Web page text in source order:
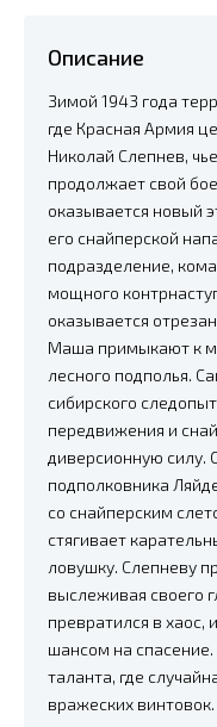
Описание
Зимой 1943 года
где Красная Армия
Николай Слепнев,
продолжает свой
оказывается новый
его снайперской
подразделение,
мощного
оказывается
Маша примыкают к
лесного подполья.
сибирского
передвижения и
диверсионную силу.
подполковника
со снайперским
стягивает
ловушку. Слепневу
выслеживая своего
превратился в хаос,
шансом на спасение.
таланта, где
вражеских